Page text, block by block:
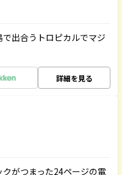
出合うトロピカルでマジ
詳細を見る
がつまった24ページの電